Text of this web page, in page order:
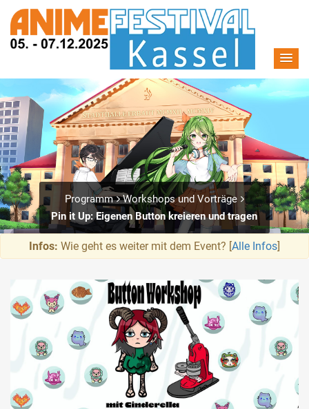
Programm
Workshops und Vorträge
Pin it Up: Eigenen Button kreieren und tragen
Infos: Wie geht es weiter mit dem Event? [Alle Infos]